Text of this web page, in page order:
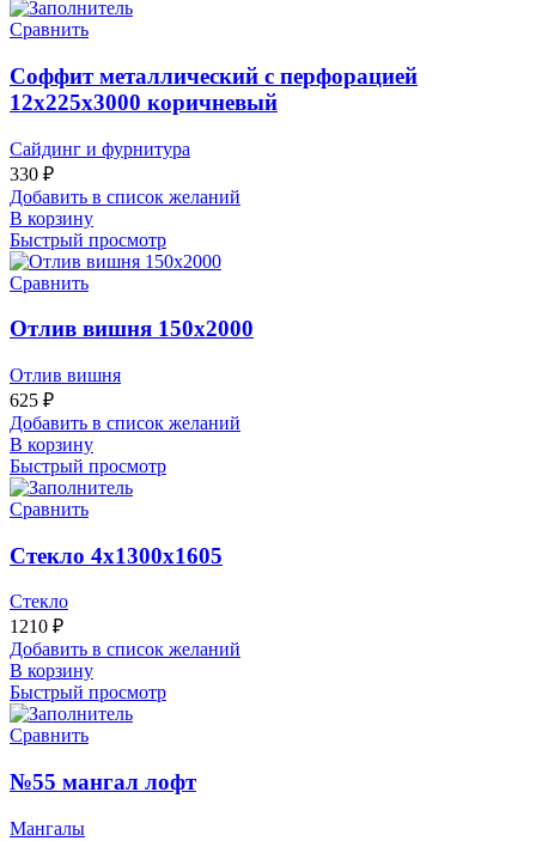
Сравнить
Соффит металлический с перфорацией
12х225х3000 коричневый
Сайдинг и фурнитура
330 ₽
Добавить в список желаний
В корзину
Быстрый просмотр
Сравнить
Отлив вишня 150х2000
Отлив вишня
625 ₽
Добавить в список желаний
В корзину
Быстрый просмотр
Сравнить
Стекло 4х1300х1605
Стекло
1210 ₽
Добавить в список желаний
В корзину
Быстрый просмотр
Сравнить
№55 мангал лофт
Мангалы